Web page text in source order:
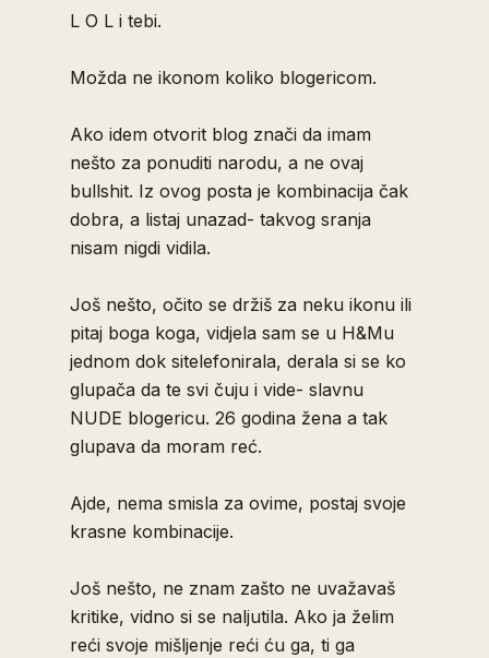
L O L i tebi.
Možda ne ikonom koliko blogericom.
Ako idem otvorit blog znači da imam
nešto za ponuditi narodu, a ne ovaj
bullshit. Iz ovog posta je kombinacija čak
dobra, a listaj unazad- takvog sranja
nisam nigdi vidila.
Još nešto, očito se držiš za neku ikonu ili
pitaj boga koga, vidjela sam se u H&Mu
jednom dok sitelefonirala, derala si se ko
glupača da te svi čuju i vide- slavnu
NUDE blogericu. 26 godina žena a tak
glupava da moram reć.
Ajde, nema smisla za ovime, postaj svoje
krasne kombinacije.
Još nešto, ne znam zašto ne uvažavaš
kritike, vidno si se naljutila. Ako ja želim
reći svoje mišljenje reći ću ga, ti ga